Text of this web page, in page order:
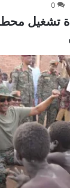
0
تشغيل